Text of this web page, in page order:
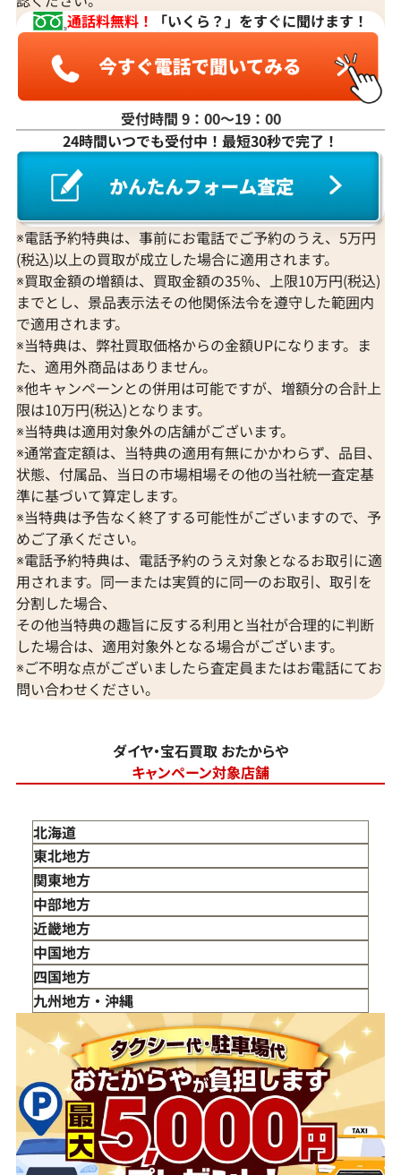
通話料無料！
「いくら？」をすぐに聞けます！
受付時間 9：00〜19：00
24時間いつでも受付中！最短30秒で完了！
※電話予約特典は、事前にお電話でご予約のうえ、5万円
(税込)以上の買取が成立した場合に適用されます。
※買取金額の増額は、買取金額の35％、上限10万円(税込)
までとし、景品表示法その他関係法令を遵守した範囲内
で適用されます。
※当特典は、弊社買取価格からの金額UPになります。ま
た、適用外商品はありません。
※他キャンペーンとの併用は可能ですが、増額分の合計上
限は10万円(税込)となります。
※当特典は適用対象外の店舗がございます。
※通常査定額は、当特典の適用有無にかかわらず、品目、
状態、付属品、当日の市場相場その他の当社統一査定基
準に基づいて算定します。
※当特典は予告なく終了する可能性がございますので、予
めご了承ください。
※電話予約特典は、電話予約のうえ対象となるお取引に適
用されます。同一または実質的に同一のお取引、取引を
分割した場合、
その他当特典の趣旨に反する利用と当社が合理的に判断
した場合は、適用対象外となる場合がございます。
※ご不明な点がございましたら査定員またはお電話にてお
問い合わせください。
ダイヤ・宝石買取 おたからや
キャンペーン対象店舗
北海道
東北地方
青森県
岩手県
宮城県
秋田県
山形県
福島県
関東地方
東京都
神奈川県
埼玉県
千葉県
茨城県
栃木県
群馬県
中部地方
新潟県
富山県
石川県
山梨県
長野県
岐阜県
静岡県
愛知県
近畿地方
三重県
滋賀県
京都府
大阪府
兵庫県
奈良県
和歌山県
中国地方
鳥取県
島根県
岡山県
広島県
山口県
四国地方
徳島県
香川県
愛媛県
九州地方・沖縄
福岡県
佐賀県
長崎県
熊本県
大分県
宮崎県
鹿児島県